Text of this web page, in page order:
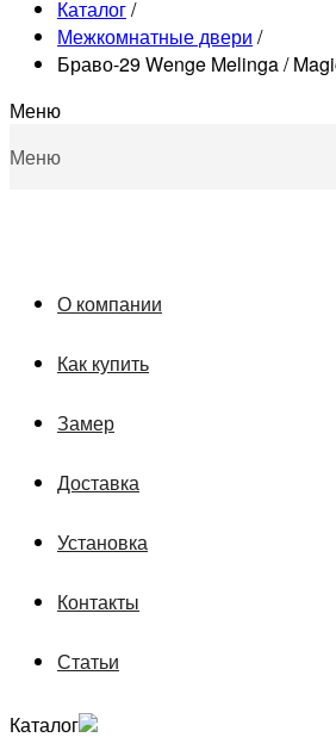
Каталог/
Межкомнатные двери /
Браво-29 Wenge Melinga /
Меню
Меню
О компании
Как купить
Замер
Доставка
Установка
Контакты
Статьи
Каталог